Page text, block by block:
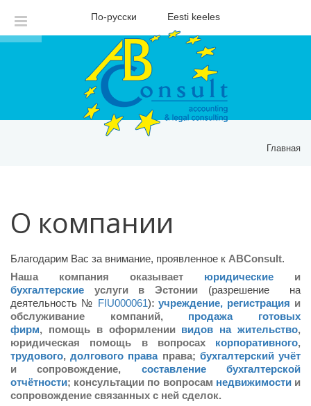
По-русски Eesti keeles
Главная
О компании
Благодарим Вас за внимание, проявленное к ABConsult.
Наша компания оказывает юридические и
бухгалтерские услуги в Эстонии (разрешение на
деятельность № FIU000061):учреждение, регистрация и
обслуживание компаний, продажа готовых
фирм, помощь в оформлении видов на жительство,
юридическая помощь в вопросах корпоративного,
трудового,долгового праваправа; бухгалтерский учёт
и сопровождение, составление бухгалтерской
отчётности; консультации по вопросам недвижимостии
сопровождение связанных с ней сделок.